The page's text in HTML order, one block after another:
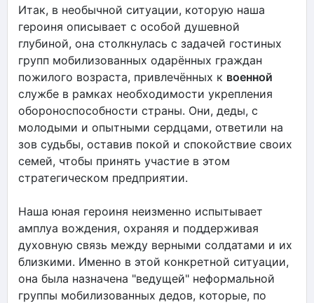
Итак, в необычной ситуации, которую наша
героиня описывает с особой душевной
глубиной, она столкнулась с задачей гостиных
групп мобилизованных одарённых граждан
пожилого возраста, привлечённых к военной
службе в рамках необходимости укрепления
обороноспособности страны. Они, деды, с
молодыми и опытными сердцами, ответили на
зов судьбы, оставив покой и спокойствие своих
семей, чтобы принять участие в этом
стратегическом предприятии.
Наша юная героиня неизменно испытывает
амплуа вождения, охраняя и поддерживая
духовную связь между верными солдатами и их
близкими. Именно в этой конкретной ситуации,
она была назначена "ведущей" неформальной
группы мобилизованных дедов, которые, по